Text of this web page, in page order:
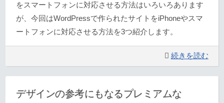
をスマートフォンに対応させる方法はいろいろあります
が、今回はWordPressで作られたサイトをiPhoneやスマ
ートフォンに対応させる方法を3つ紹介します。
続きを読む
デザインの参考にもなるプレミアムな